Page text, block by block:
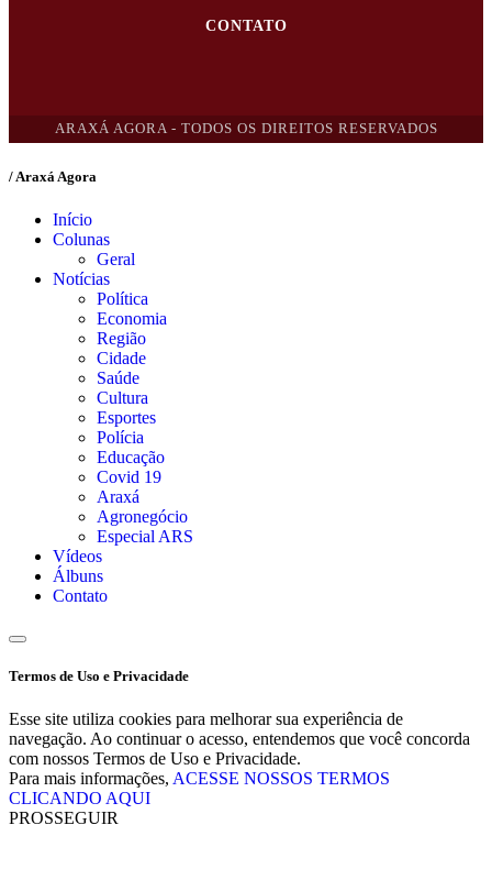
CONTATO
ARAXÁ AGORA - TODOS OS DIREITOS RESERVADOS
/ Araxá Agora
Início
Colunas
Geral
Notícias
Política
Economia
Região
Cidade
Saúde
Cultura
Esportes
Polícia
Educação
Covid 19
Araxá
Agronegócio
Especial ARS
Vídeos
Álbuns
Contato
Termos de Uso e Privacidade
Esse site utiliza cookies para melhorar sua experiência de
navegação. Ao continuar o acesso, entendemos que você concorda
com nossos Termos de Uso e Privacidade.
Para mais informações, ACESSE NOSSOS TERMOS
CLICANDO AQUI
PROSSEGUIR